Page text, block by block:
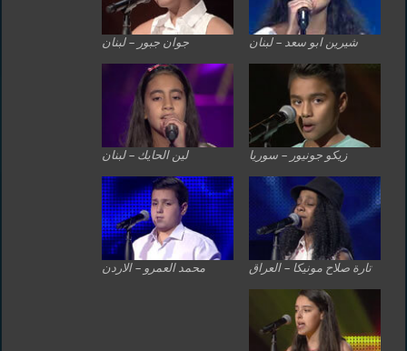
شيرين ابو سعد – لبنان جوان جبور – لبنان
زيكو جونيور – سوريا لين الحايك – لبنان
تارة صلاح مونيكا – العراق محمد العمرو – الاردن